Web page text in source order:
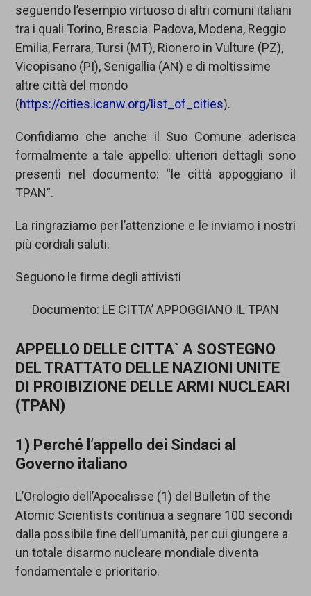
seguendo l’esempio virtuoso di altri comuni italiani
tra i quali Torino, Brescia. Padova, Modena, Reggio
Emilia, Ferrara, Tursi (MT), Rionero in Vulture (PZ),
Vicopisano (PI), Senigallia (AN) e di moltissime
altre città del mondo
(https://cities.icanw.org/list_of_cities).
Confidiamo che anche il Suo Comune aderisca
formalmente a tale appello: ulteriori dettagli sono
presenti nel documento: “le città appoggiano il
TPAN”.
La ringraziamo per l’attenzione e le inviamo i nostri
più cordiali saluti.
Seguono le firme degli attivisti
Documento: LE CITTA’ APPOGGIANO IL TPAN
APPELLO DELLE CITTA` A SOSTEGNO
DEL TRATTATO DELLE NAZIONI UNITE
DI PROIBIZIONE DELLE ARMI NUCLEARI
(TPAN)
1) Perché l’appello dei Sindaci al
Governo italiano
L’Orologio dell’Apocalisse (1) del Bulletin of the
Atomic Scientists continua a segnare 100 secondi
dalla possibile fine dell’umanità, per cui giungere a
un totale disarmo nucleare mondiale diventa
fondamentale e prioritario.